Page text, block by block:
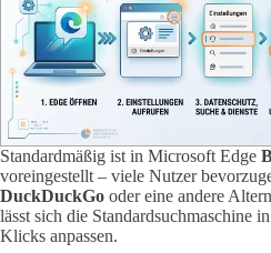
Standardmäßig ist in Microsoft Edge
voreingestellt – viele Nutzer
DuckDuckGo oder eine andere
lässt sich die Standardsuchmaschine
Klicks anpassen.